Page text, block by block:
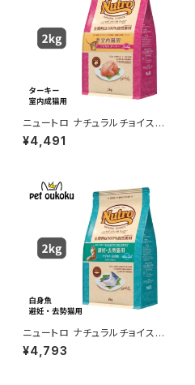
ニュートロ ナチュラルチョイス
室内猫用 アダルト ターキー 2k
g 4562358785436
¥4,491
ニュートロ ナチュラルチョイス
避妊去勢猫用 アダルト 白身魚
2kg 4562358785528
¥4,793